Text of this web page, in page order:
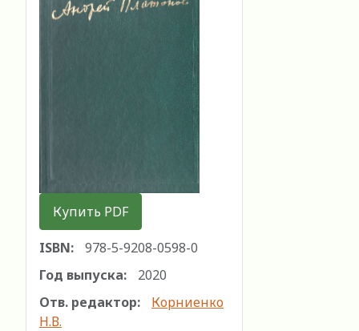
Купить PDF
ISBN:
978-5-9208-0598-0
Год выпуска:
2020
Отв. редактор:
Корниенко
Н.В.